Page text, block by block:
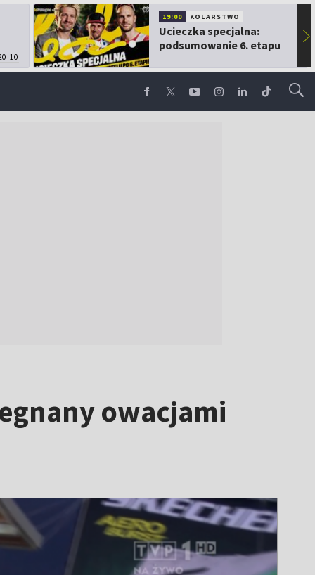
19:00 KOLARSTWO
Ucieczka specjalna:
podsumowanie 6. etapu
▶
owacjami